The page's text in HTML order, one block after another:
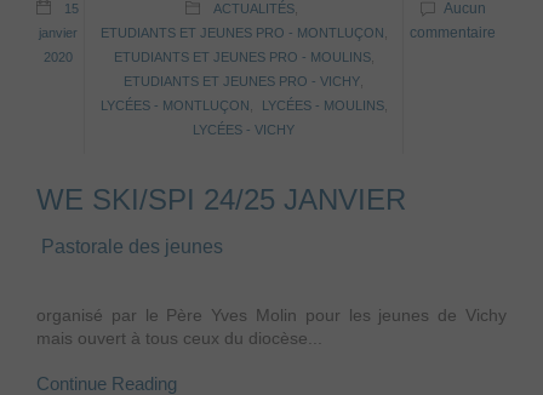
15
janvier
2020
ACTUALITÉS,
ETUDIANTS ET JEUNES PRO - MONTLUÇON
ETUDIANTS ET JEUNES PRO - MOULINS,
ETUDIANTS ET JEUNES PRO - VICHY
LYCÉES - MONTLUÇON
LYCÉES - MOULINS,
LYCÉES - VICHY
Aucun
commentaire
WE SKI/SPI 24/25 JANVIER
Pastorale des jeunes
organisé par le Père Yves Molin pour les jeunes de Vichy
mais ouvert à tous ceux du diocèse...
Continue Reading